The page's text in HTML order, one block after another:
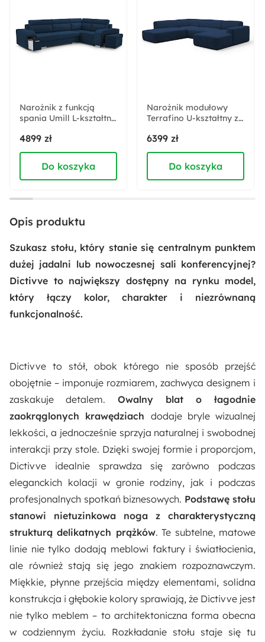
Montaż:
Do samodzielnego montażu
Kolor blatu:
Granatowy
Kształt blatu:
Prostokątny
Materiał blatu:
Płyta MDF
Materiał nóżek:
Płyta MDF
Akcja specjalna:
Wykończenie nóżek:
Matowe
Długość:
100 cm
Kształt:
Prostokątny
Materiał:
Płyta meblowa
Włókno syntetyczne
Pomieszczenie:
Jadalnia
Narożnik z funkcją
spania Umill L-kształtny
barkiem i pufą
granatowy welur
hydrofobowy
prawostronny
4899 zł
Do koszyka
Narożnik modułowy
Terrafino U-kształtny z
stronie granatowy w
tkaninie hydrofobowej
6399 zł
Do koszyka
Opis produktu
Szukasz stołu, który stanie się centralnym punktem
dużej jadalni lub nowoczesnej sali konferencyjnej?
Dictivve to największy dostępny na rynku model,
który łączy kolor, charakter i niezrównaną
funkcjonalność.
Dictivve to stół, obok którego nie sposób przejść
obojętnie – imponuje rozmiarem, zachwyca designem i
zaskakuje detalem. Owalny blat
o łagodnie
zaokrąglonych krawędziach dodaje bryle wizualnej
lekkości, a jednocześnie sprzyja naturalnej i swobodnej
interakcji przy stole. Dzięki swojej formie i proporcjom,
Dictivve idealnie sprawdza się zarówno podczas
eleganckich kolacji w gronie rodziny, jak i podczas
profesjonalnych spotkań biznesowych. Podstawę stołu
stanowi nietuzinkowa noga z charakterystyczną
strukturą delikatnych prążków. Te subtelne, matowe
linie nie tylko dodają meblowi faktury i światłocienia,
ale również stają się jego znakiem rozpoznawczym.
Miękkie, płynne przejścia między elementami, solidna
konstrukcja i głębokie kolory sprawiają, że Dictivve jest
nie tylko meblem – to architektoniczna forma obecna
w codziennym życiu. Rozkładanie stołu staje się tu